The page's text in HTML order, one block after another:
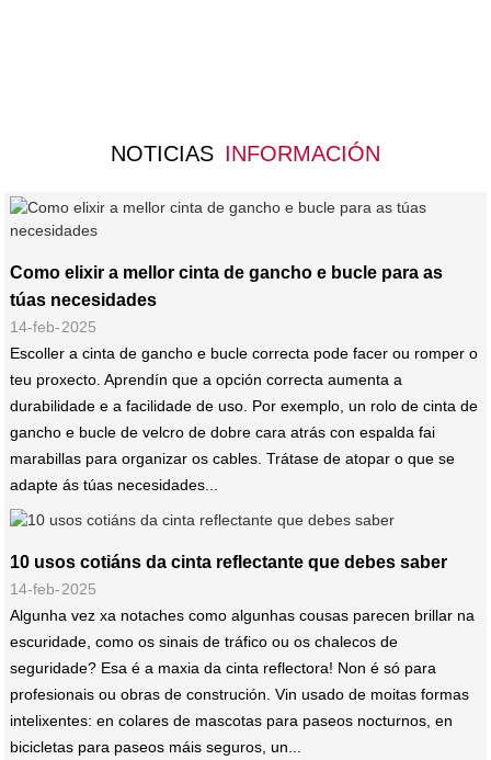
NOTICIAS INFORMACIÓN
Como elixir a mellor cinta de gancho e bucle para as
túas necesidades
14-feb-2025
Escoller a cinta de gancho e bucle correcta pode facer ou romper o
teu proxecto. Aprendín que a opción correcta aumenta a
durabilidade e a facilidade de uso. Por exemplo, un rolo de cinta de
gancho e bucle de velcro de dobre cara atrás con espalda fai
marabillas para organizar os cables. Trátase de atopar o que se
adapte ás túas necesidades...
10 usos cotiáns da cinta reflectante que debes saber
14-feb-2025
Algunha vez xa notaches como algunhas cousas parecen brillar na
escuridade, como os sinais de tráfico ou os chalecos de
seguridade? Esa é a maxia da cinta reflectora! Non é só para
profesionais ou obras de construción. Vin usado de moitas formas
intelixentes: en colares de mascotas para paseos nocturnos, en
bicicletas para paseos máis seguros, un...